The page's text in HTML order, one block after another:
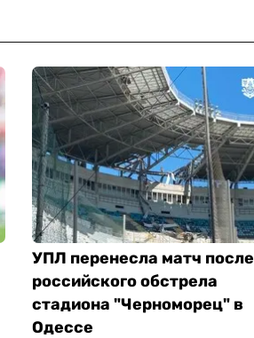
УПЛ перенесла матч после
российского обстрела
стадиона "Черноморец" в
Одессе